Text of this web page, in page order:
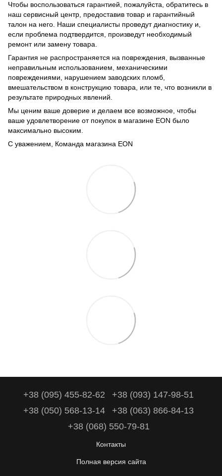
Чтобы воспользоваться гарантией, пожалуйста, обратитесь в
наш сервисный центр, предоставив товар и гарантийный
талон на него. Наши специалисты проведут диагностику и,
если проблема подтвердится, произведут необходимый
ремонт или замену товара.
Гарантия не распространяется на повреждения, вызванные
неправильным использованием, механическими
повреждениями, нарушением заводских пломб,
вмешательством в конструкцию товара, или те, что возникли в
результате природных явлений.
Мы ценим ваше доверие и делаем все возможное, чтобы
ваше удовлетворение от покупок в магазине EON было
максимально высоким.
С уважением, Команда магазина EON
+38 (095) 455-82-62
+38 (093) 147-98-51
+38 (050) 568-13-14
+38 (063) 866-84-13
+38 (068) 550-79-81
Контакты
Полная версия сайта